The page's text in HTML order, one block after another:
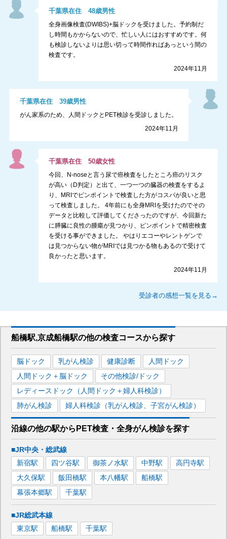
千葉県在住48歳男性
全身画像検査(DWIBS)+脳ドックを受けました。予約制だ
し時間もかからないので、忙しい人にはおすすめです。何
も検診しないよりは思い切って時間作ればあっという間の
検査です。
2024年11月
千葉県在住 39歳男性
がん家系のため、人間ドックとPET検診を受診しました。
2024年11月
千葉県在住50歳女性
今回、N-noseと言う尿で癌検査をしたところ癌のリスク
が高い（D判定）と出て、一つ一つの臓器の検査をするよ
り、MRIでピンポイントで検査した方がコスパが良いと思
って検査しました。 4年前にも全身MRIを受けたのでその
データと比較して評価してくださったのですが、今回新た
に膵臓に良性の腫瘍が見つかり、ピンポイントで精密検査
を受ける事ができました。 やはりエコーやレントゲンで
は見つからない物がMRIでは見つかる物もあるので受けて
良かったと思います。
2024年11月
受診者の感想一覧を見る→
船橋駅,京成船橋駅の他の検査コースから探す
脳ドック 乳がん検診 健康診断
人間ドック
人間ドック＋脳ドック
その他検診/ドック
レディースドック（人間ドック＋婦人科検診）
肺がん検診
婦人科検診（乳がん検診、子宮がん検診）
沿線の他の駅から PET検査・全身がん検診を探す
■JR中央・総武線
新宿駅 四ツ谷駅 御茶ノ水駅 中野駅 高円寺駅
大久保駅 飯田橋駅 本八幡駅 船橋駅
幕張本郷駅 千葉駅
■JR総武本線
東京駅 船橋駅 千葉駅